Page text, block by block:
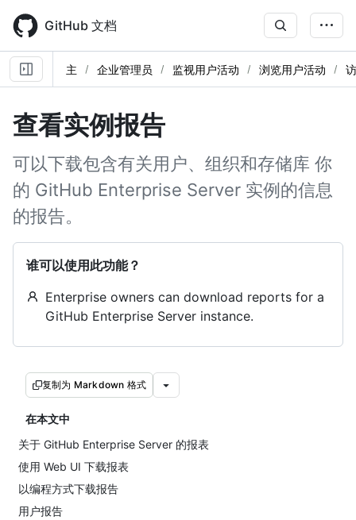
main
content
GitHub 文档
主 企业管理员 监视用户活动 浏览用户活动
查看实例报告
可以下载包含有关用户、组织和存储库 你
的 GitHub Enterprise Server 实例的信息
的报告。
谁可以使用此功能？
Enterprise owners can download reports for a
GitHub Enterprise Server instance.
复制为 Markdown 格式
在本文中
关于 GitHub Enterprise Server 的报表
使用 Web UI 下载报表
以编程方式下载报告
用户报告